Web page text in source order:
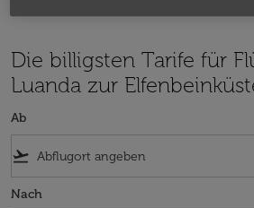
Die billigsten Tarife für
Luanda zur
Ab
flight_takeoff
Nach